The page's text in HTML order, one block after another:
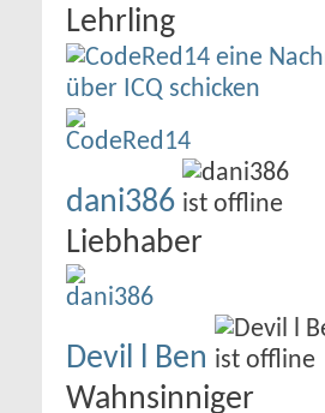
Lehrling
dani386
Liebhaber
Devil l Ben
Wahnsinniger